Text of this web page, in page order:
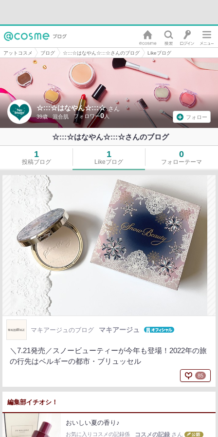
アットコスメ ブログ ☆:::☆はなやん☆:::☆さんのブログ Likeブログ
☆:::☆はなやん☆:::☆ さん
39歳 混合肌 0 フォロー
☆:::☆はなやん☆:::☆さんのブログ
1
投稿ブログ
1
Likeブログ
0
フォローテーマ
マキアージュのブログ マキアージュ
＼7.21発売／スノービューティーが今年も登場！2022年の旅
の行先はベルギーの都市・ブリュッセル
85
編集部イチオシ！
おいしい夏の香り♪
お気に入りコスメの記録係 コスメの記録 さん